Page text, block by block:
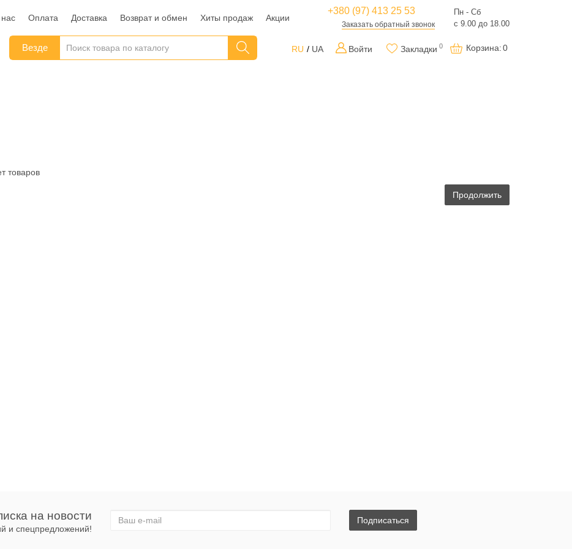
Оплата Доставка Возврат и обмен Хиты продаж Акции
+380 (97) 413 25 53
Заказать обратный звонок
Пн - Сб
с 9.00 до 18.00
Везде RU UA Войти Закладки 0 Корзина: 0
товаров
Продолжить
на новости
и спецпредложений!
Подписаться